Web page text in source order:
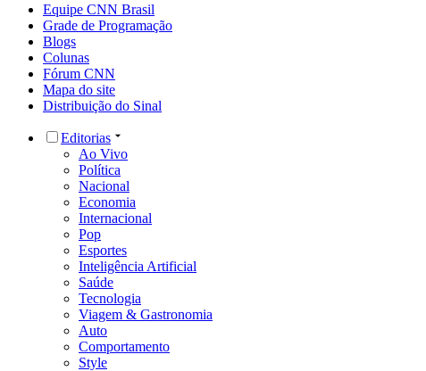
Equipe CNN Brasil
Grade de Programação
Blogs
Colunas
Fórum CNN
Mapa do site
Distribuição do Sinal
Editorias
Ao Vivo
Política
Nacional
Economia
Internacional
Pop
Esportes
Inteligência Artificial
Saúde
Tecnologia
Viagem & Gastronomia
Auto
Comportamento
Style